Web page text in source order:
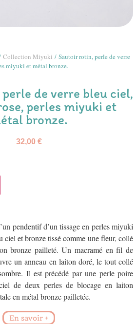
Collection Miyuki / Sautoir rotin, perle de verre
miyuki et métal bronze.
de verre bleu ciel,
perles miyuki et
bronze.
32,00 €
pendentif d’un tissage en perles miyuki
ciel et bronze tissé comme une fleur, collé
bronze pailleté. Un macramé en fil de
un anneau en laiton doré, le tout collé
Il est précédé par une perle poire
de deux perles de blocage en laiton
en métal bronze pailletée.
En savoir +